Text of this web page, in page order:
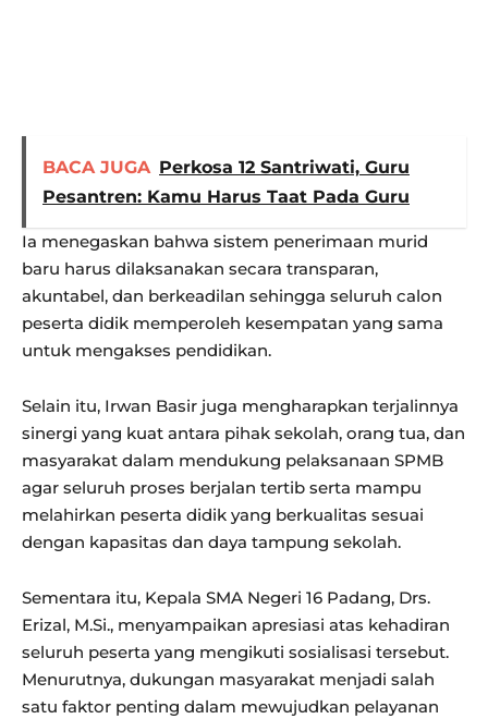
BACA JUGA Perkosa 12 Santriwati, Guru
Pesantren: Kamu Harus Taat Pada Guru
Ia menegaskan bahwa sistem penerimaan murid
baru harus dilaksanakan secara transparan,
akuntabel, dan berkeadilan sehingga seluruh calon
peserta didik memperoleh kesempatan yang sama
untuk mengakses pendidikan.
Selain itu, Irwan Basir juga mengharapkan terjalinnya
sinergi yang kuat antara pihak sekolah, orang tua, dan
masyarakat dalam mendukung pelaksanaan SPMB
agar seluruh proses berjalan tertib serta mampu
melahirkan peserta didik yang berkualitas sesuai
dengan kapasitas dan daya tampung sekolah.
Sementara itu, Kepala SMA Negeri 16 Padang, Drs.
Erizal, M.Si., menyampaikan apresiasi atas kehadiran
seluruh peserta yang mengikuti sosialisasi tersebut.
Menurutnya, dukungan masyarakat menjadi salah
satu faktor penting dalam mewujudkan pelayanan